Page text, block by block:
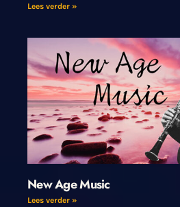
Lees verder »
New Age Music
Lees verder »